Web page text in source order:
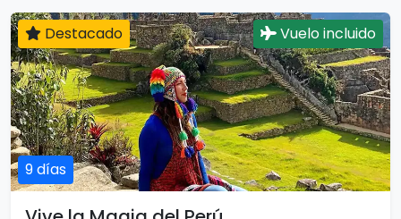
9 días
Destacado Vuelo incluido